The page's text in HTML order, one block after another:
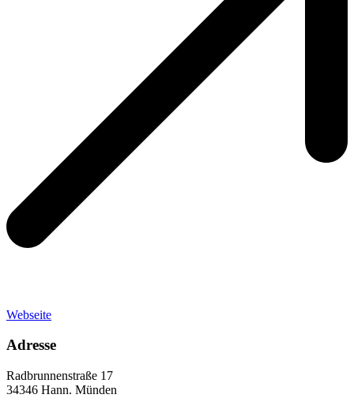
Webseite
Adresse
Radbrunnenstraße 17
34346 Hann. Münden